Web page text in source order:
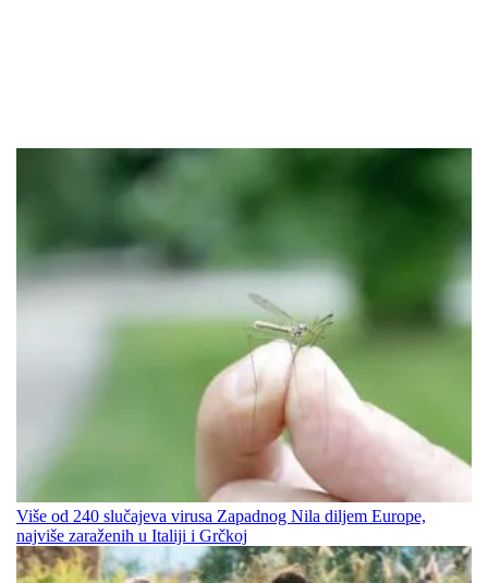
Više od 240 slučajeva virusa Zapadnog Nila diljem Europe,
najviše zaraženih u Italiji i Grčkoj